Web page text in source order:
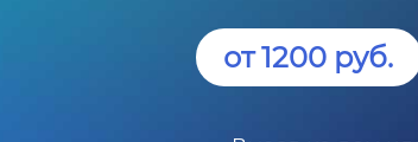
от 1200 руб.